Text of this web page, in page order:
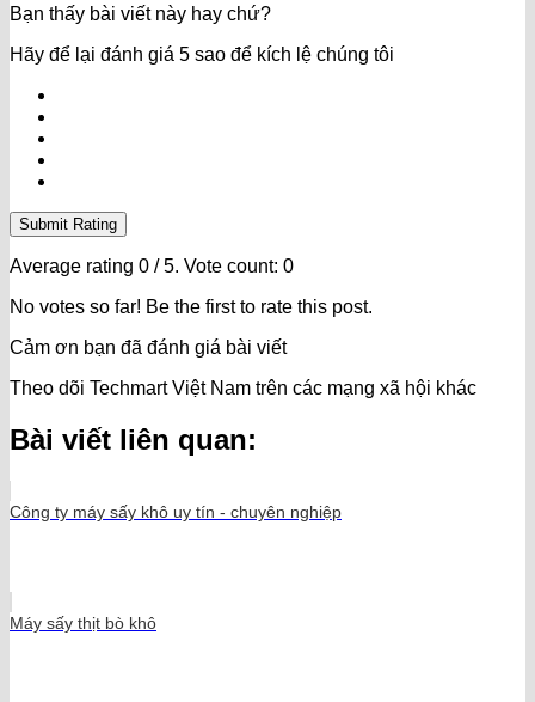
Bạn thấy bài viết này hay chứ?
Hãy để lại đánh giá 5 sao để kích lệ chúng tôi
Submit Rating
Average rating 0 / 5. Vote count: 0
No votes so far! Be the first to rate this post.
Cảm ơn bạn đã đánh giá bài viết
Theo dõi Techmart Việt Nam trên các mạng xã hội khác
Bài viết liên quan:
Công ty máy sấy khô uy tín - chuyên nghiệp
Máy sấy thịt bò khô